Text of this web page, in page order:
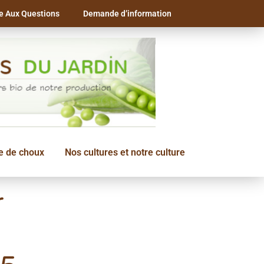
Aux Questions Demande d’information
de choux Nos cultures et notre culture